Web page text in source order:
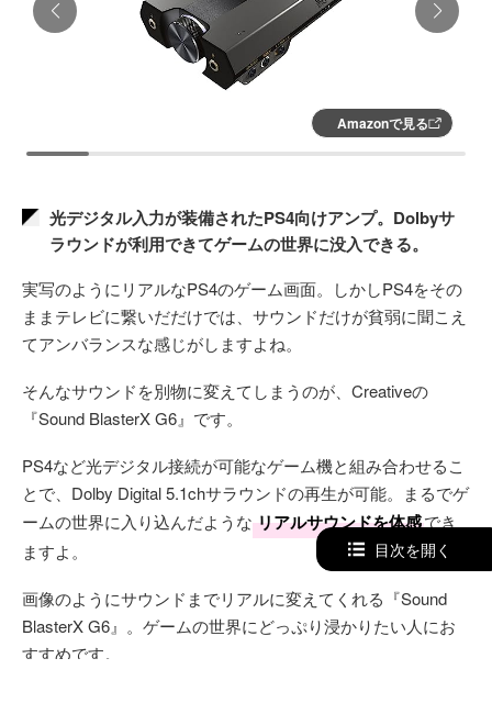
Amazonで見る
光デジタル入力が装備されたPS4向けアンプ。Dolbyサ
ラウンドが利用できてゲームの世界に没入できる。
実写のようにリアルなPS4のゲーム画面。しかしPS4をその
ままテレビに繋いだだけでは、サウンドだけが貧弱に聞こえ
てアンバランスな感じがしますよね。
そんなサウンドを別物に変えてしまうのが、Creativeの
『Sound BlasterX G6』です。
PS4など光デジタル接続が可能なゲーム機と組み合わせるこ
とで、Dolby Digital 5.1chサラウンドの再生が可能。まるでゲ
ームの世界に入り込んだような リアルサウンドを体感でき
ますよ。
画像のようにサウンドまでリアルに変えてくれる『Sound
BlasterX G6』。ゲームの世界にどっぷり浸かりたい人にお
すすめです。
目次を開く